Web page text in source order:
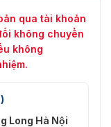
qua tài khoản
không chuyển
không
Long Hà Nội